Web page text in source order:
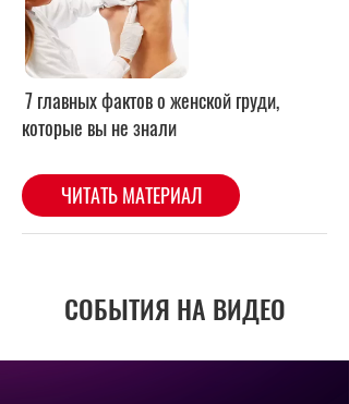
7 главных фактов о женской груди,
которые вы не знали
ЧИТАТЬ МАТЕРИАЛ
СОБЫТИЯ НА ВИДЕО